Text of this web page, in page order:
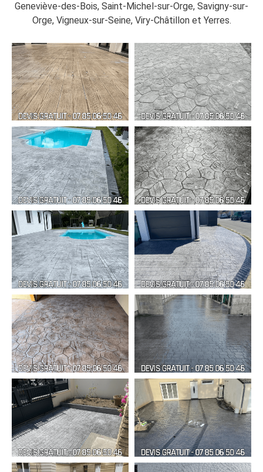
Geneviève-des-Bois, Saint-Michel-sur-Orge, Savigny-sur-
Orge, Vigneux-sur-Seine, Viry-Châtillon et Yerres.